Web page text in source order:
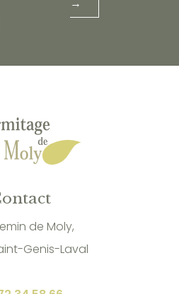
de Moly,
Genis-Laval